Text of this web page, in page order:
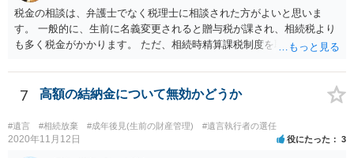
税金の相談は、弁護士でなく税理士に相談された方がよいと思いま
す。 一般的に、生前に名義変更されると贈与税が課され、相続税より
も多く税金がかかります。 ただ、相続時精算課税制度を取れば、実質
ういう場合にどれくらい税金がかかるか計算してもらって どういう方
針を取るか決められたらよいと思います。
7 高額の結納金について無効かどうか
#遺言 #相続放棄 #成年後見(生前の財産管理) #遺言執行者の選任
2020年11月12日 役にたった 3